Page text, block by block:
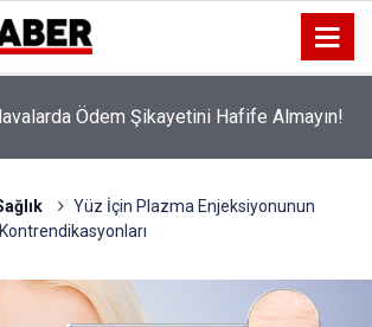
Ödem Şikayetini Hafife Almayın!
Yüz İçin Plazma Enjeksiyonunun